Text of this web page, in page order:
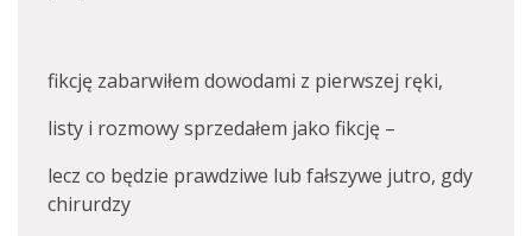
fikcję zabarwiłem dowodami z pierwszej ręki,
listy i rozmowy sprzedałem jako fikcję –
lecz co będzie prawdziwe lub fałszywe jutro, gdy
chirurdzy